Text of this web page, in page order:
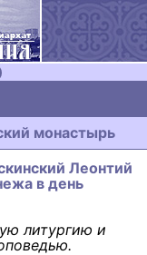
монастырь
Леонтий
в день
литургию и